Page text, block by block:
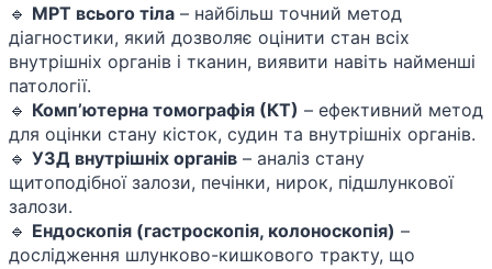
🔹 МРТ всього тіла – найбільш точний метод
діагностики, який дозволяє оцінити стан всіх
внутрішніх органів і тканин, виявити навіть найменші
патології.
🔹 Комп’ютерна томографія (КТ) – ефективний метод
для оцінки стану кісток, судин та внутрішніх органів.
🔹 УЗД внутрішніх органів – аналіз стану
щитоподібної залози, печінки, нирок, підшлункової
залози.
🔹 Ендоскопія (гастроскопія, колоноскопія) –
дослідження шлунково-кишкового тракту, що